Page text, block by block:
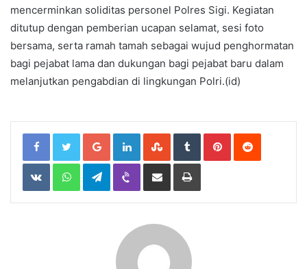
mencerminkan soliditas personel Polres Sigi. Kegiatan
ditutup dengan pemberian ucapan selamat, sesi foto
bersama, serta ramah tamah sebagai wujud penghormatan
bagi pejabat lama dan dukungan bagi pejabat baru dalam
melanjutkan pengabdian di lingkungan Polri.(id)
Google+LinkedInStumbleUpon
TumblrPinterestReddit
VKontakteWhatsAppTelegramViber Share
Email
Print